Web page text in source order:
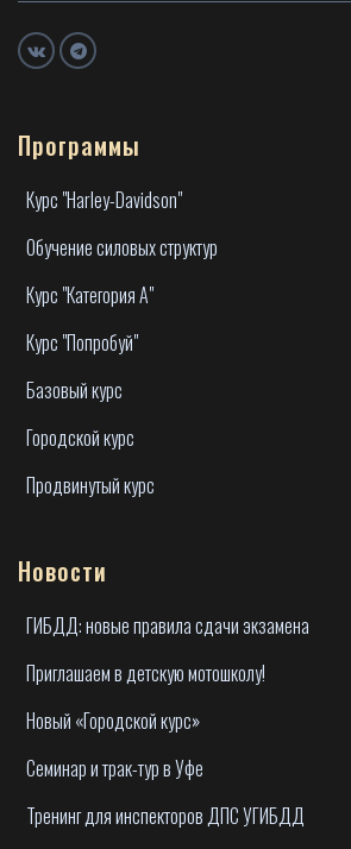
Программы
Курс "Harley-Davidson"
Обучение силовых структур
Курс "Категория А"
Курс "Попробуй"
Базовый курс
Городской курс
Продвинутый курс
Новости
ГИБДД: новые правила сдачи экзамена
Приглашаем в детскую мотошколу!
Новый «Городской курс»
Семинар и трак-тур в Уфе
Тренинг для инспекторов ДПС УГИБДД